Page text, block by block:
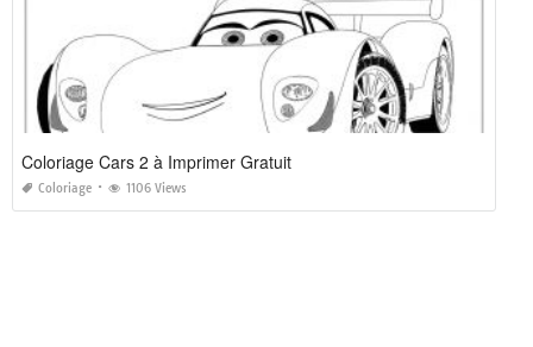
Coloriage Cars 2 à Imprimer Gratuit
Coloriage 1106 Views